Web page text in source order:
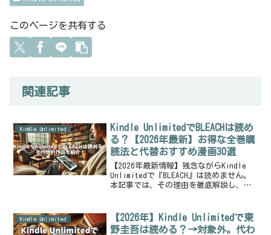
このページを共有する
関連記事
Kindle Unlimited
Kindle UnlimitedでBLEACHは読め
る？【2026年最新】お得な全巻購
読法と代替おすすめ漫画30選
【2026年最新情報】残念ながらKindle
Unlimitedで『BLEACH』は読めません。
本記事では、その理由を徹底解説し、電
Kindle Unlimitedのおすすめ漫画30選も
紹介します。
Kindle Unlimited
【2026年】Kindle Unlimitedで東
野圭吾は読める？→対象外。代わ